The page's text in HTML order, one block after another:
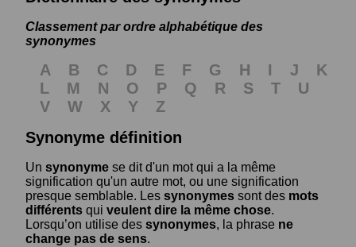
Classement par ordre alphabétique des
synonymes
A B C D E F G H I J
K
L
M N O P Q R S T
U
V
W X Y
Z
Synonyme définition
Un synonyme se dit d'un mot qui a la même
signification qu'un autre mot, ou une signification
presque semblable. Les synonymes sont des mots
différents qui veulent dire la même chose.
Lorsqu’on utilise des synonymes, la phrase ne
change pas de sens.